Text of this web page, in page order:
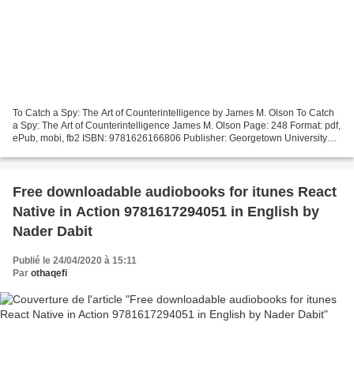
To Catch a Spy: The Art of Counterintelligence by James M. Olson To Catch
a Spy: The Art of Counterintelligence James M. Olson Page: 248 Format: pdf,
ePub, mobi, fb2 ISBN: 9781626166806 Publisher: Georgetown University
Free downloadable audiobooks for itunes React
Native in Action 9781617294051 in English by
Nader Dabit
Publié le 24/04/2020 à 15:11
Par othaqefi